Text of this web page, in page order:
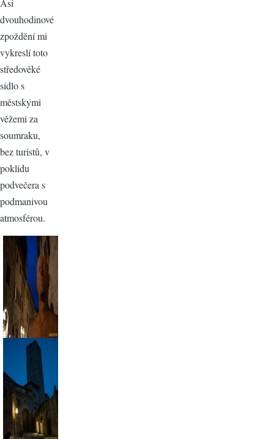
dvouhodinové
zpoždění mi
vykreslí toto
středověké
sídlo s
městskými
věžemi za
soumraku,
bez turistů, v
poklidu
podvečera s
podmanivou
atmosférou.